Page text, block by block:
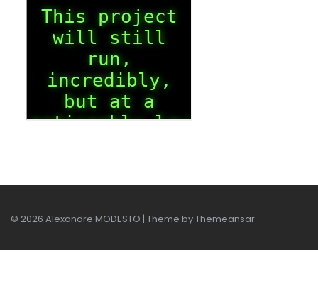
© 2026 Alexandre MODESTO | Theme byThemeansar